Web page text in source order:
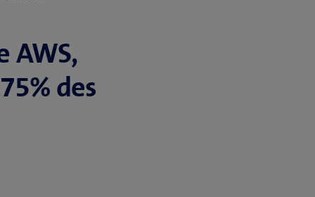
AWS,
des